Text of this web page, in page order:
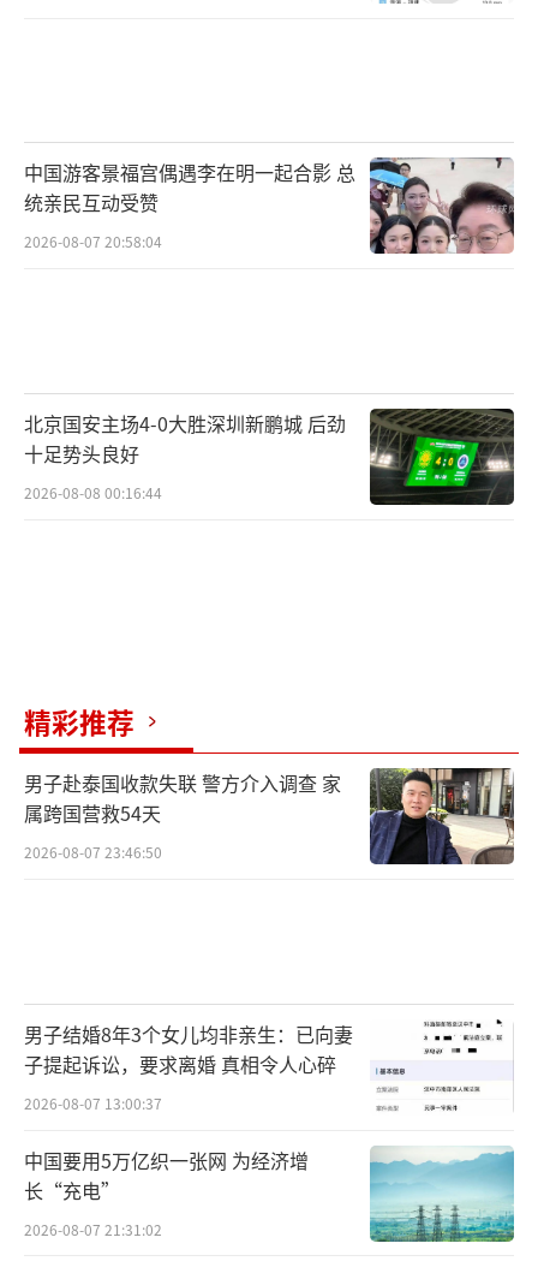
中国游客景福宫偶遇李在明一起合影 总
统亲民互动受赞
2026-08-07 20:58:04
北京国安主场4-0大胜深圳新鹏城 后劲
十足势头良好
2026-08-08 00:16:44
精彩推荐
男子赴泰国收款失联 警方介入调查 家
属跨国营救54天
2026-08-07 23:46:50
男子结婚8年3个女儿均非亲生：已向妻
子提起诉讼，要求离婚 真相令人心碎
2026-08-07 13:00:37
中国要用5万亿织一张网 为经济增
长“充电”
2026-08-07 21:31:02